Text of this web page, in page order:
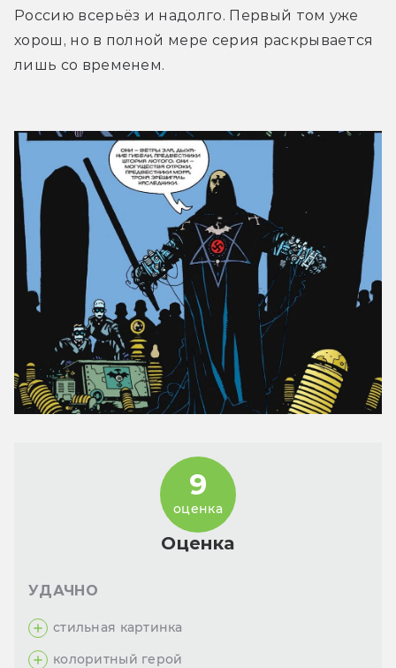
Россию всерьёз и надолго. Первый том уже
хорош, но в полной мере серия раскрывается
лишь со временем.
Оценка
9
оценка
УДАЧНО
стильная картинка
колоритный герой